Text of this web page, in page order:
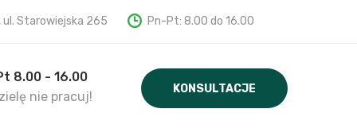
ul. Starowiejska 265 Pn-Pt: 8.00 do 16.00
8.00 - 16.00
nie pracuj!
KONSULTACJE